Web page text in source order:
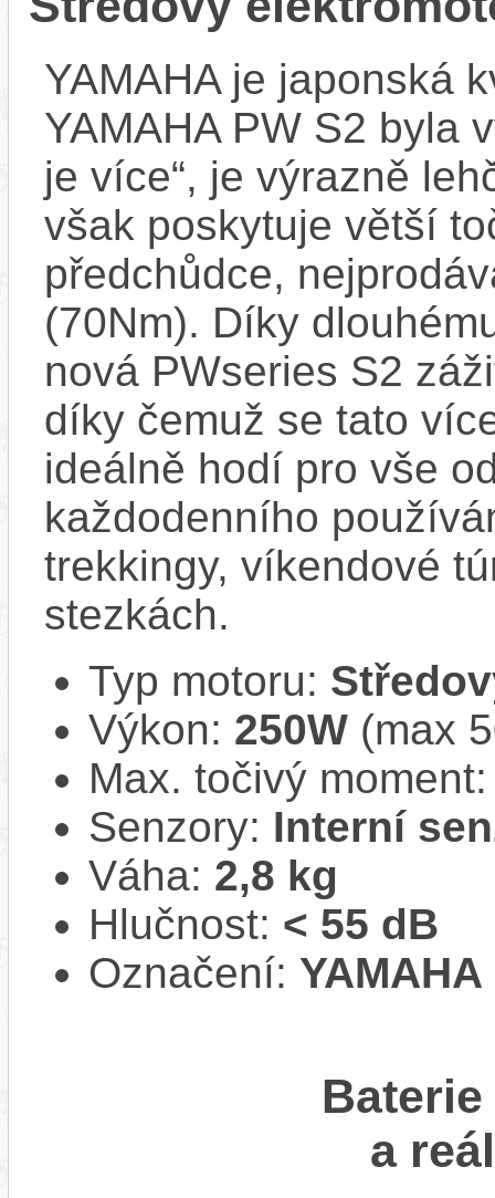
YAMAHA je japonská
YAMAHA PW S2 byla
je více“, je výrazně
však poskytuje větší
předchůdce,
(70Nm). Díky
nová PWseries S2
díky čemuž se tato
ideálně hodí pro vše
každodenního
trekkingy, víkendové
stezkách.
Typ motoru:
Výkon: 250W (max
Max. točivý
Senzory: Interní
Váha: 2,8 kg
Hlučnost: < 55 dB
Označení: YAMAHA
Baterie
a